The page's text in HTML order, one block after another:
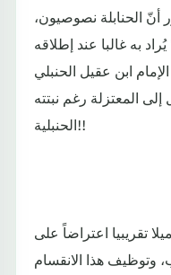
الحنابلة نصوصيون،
به غالبا عند إطلاقه
ابن عقيل الحنبلي
إلى المعتزلة رغم نبتته
الحنبلية!!
تقريبيا اعتراضاً على
وتوظيف هذا الانقسام